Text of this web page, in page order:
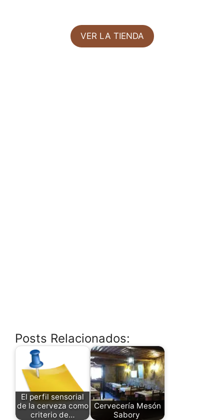
VER LA TIENDA
Posts Relacionados:
El perfil sensorial
de la cerveza como
criterio de…
Cervecería Mesón
Sabory